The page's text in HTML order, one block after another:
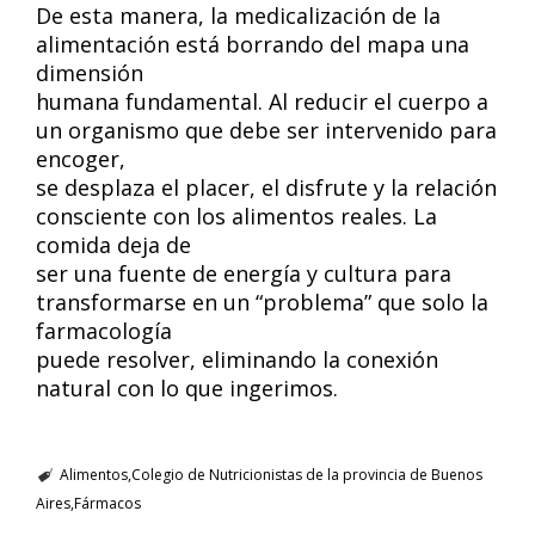
De esta manera, la medicalización de la
alimentación está borrando del mapa una
dimensión
humana fundamental. Al reducir el cuerpo a
un organismo que debe ser intervenido para
encoger,
se desplaza el placer, el disfrute y la relación
consciente con los alimentos reales. La
comida deja de
ser una fuente de energía y cultura para
transformarse en un “problema” que solo la
farmacología
puede resolver, eliminando la conexión
natural con lo que ingerimos.
AlimentosColegio de Nutricionistas de la provincia de Buenos
AiresFármacos